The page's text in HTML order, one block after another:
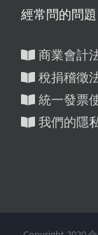
經常問的問題
商業會計
稅捐稽徵
統一發票
我們的隱